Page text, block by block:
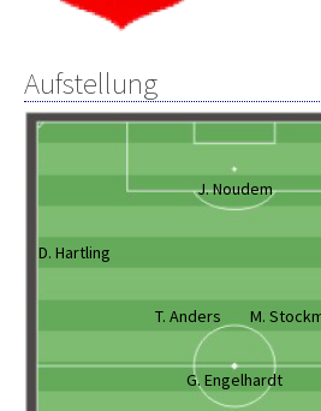
Aufstellung
J. Noudem
D. Hartling
T. Anders M.
G. Engelhardt